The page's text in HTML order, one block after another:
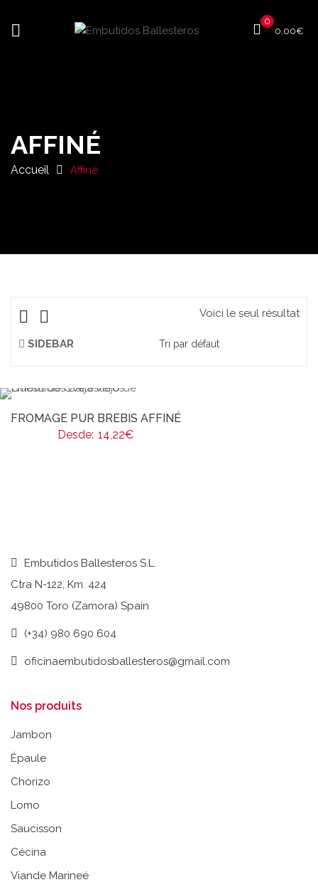
0
0,00€
AFFINÉ
Accueil Affiné
Voici le seul résultat
SIDEBAR
FROMAGE PUR BREBIS AFFINÉ
Desde: 14,22€
Embutidos Ballesteros S.L.
Ctra N-122, Km. 424
49800 Toro (Zamora) Spain
(+34) 980 690 604
oficinaembutidosballesteros@gmail.com
Nos produits
Jambon
Épaule
Chorizo
Lomo
Saucisson
Cécina
Viande Marineé